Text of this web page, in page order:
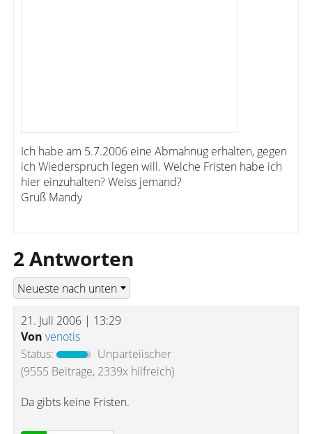
Ich habe am 5.7.2006 eine Abmahnug erhalten, gegen
ich Wiederspruch legen will. Welche Fristen habe ich
hier einzuhalten? Weiss jemand?
Gruß Mandy
2 Antworten
21. Juli 2006 | 13:29
Von venotis
Status:
Unparteiischer
(9555 Beiträge, 2339x hilfreich)
Da gibts keine Fristen.